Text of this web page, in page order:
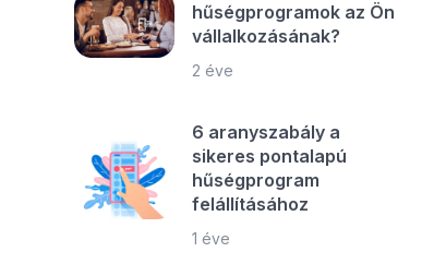
hűségprogramok az Ön
vállalkozásának?
2 éve
6 aranyszabály a
sikeres pontalapú
hűségprogram
felállításához
1 éve